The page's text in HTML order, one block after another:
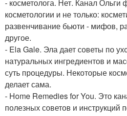
- косметолога. Нет. Канал
косметологии и не только:
развенчивание бьюти - мифов,
другое.
- Ela Gale. Эла дает советы по
натуральных ингредиентов и
суть процедуры. Некоторые
делает сама.
- Home Remedies for You. Это
полезных советов и инструкций